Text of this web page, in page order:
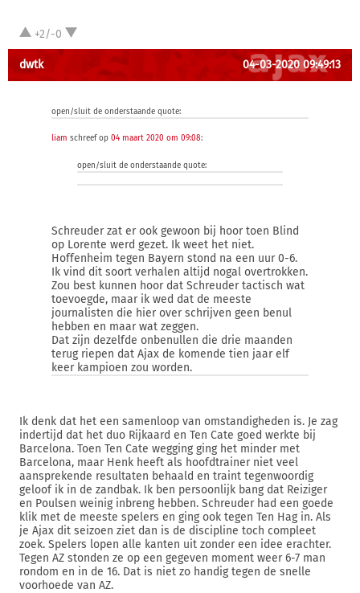
+2/-0
dwtk 04-03-2020 09:49:13
open/sluit de onderstaande quote:
liam schreef op 04 maart 2020 om 09:08:
open/sluit de onderstaande quote:
Schreuder zat er ook gewoon bij hoor toen Blind
op Lorente werd gezet. Ik weet het niet.
Hoffenheim tegen Bayern stond na een uur 0-6.
Ik vind dit soort verhalen altijd nogal overtrokken.
Zou best kunnen hoor dat Schreuder tactisch wat
toevoegde, maar ik wed dat de meeste
journalisten die hier over schrijven geen benul
hebben en maar wat zeggen.
Dat zijn dezelfde onbenullen die drie maanden
terug riepen dat Ajax de komende tien jaar elf
keer kampioen zou worden.
Ik denk dat het een samenloop van omstandigheden is. Je zag
indertijd dat het duo Rijkaard en Ten Cate goed werkte bij
Barcelona. Toen Ten Cate wegging ging het minder met
Barcelona, maar Henk heeft als hoofdtrainer niet veel
aansprekende resultaten behaald en traint tegenwoordig
geloof ik in de zandbak. Ik ben persoonlijk bang dat Reiziger
en Poulsen weinig inbreng hebben. Schreuder had een goede
klik met de meeste spelers en ging ook tegen Ten Hag in. Als
je Ajax dit seizoen ziet dan is de discipline toch compleet
zoek. Spelers lopen alle kanten uit zonder een idee erachter.
Tegen AZ stonden ze op een gegeven moment weer 6-7 man
rondom en in de 16. Dat is niet zo handig tegen de snelle
voorhoede van AZ.